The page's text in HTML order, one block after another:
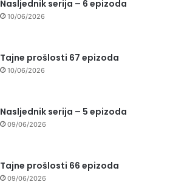
Nasljednik serija – 6 epizoda
10/06/2026
Tajne prošlosti 67 epizoda
10/06/2026
Nasljednik serija – 5 epizoda
09/06/2026
Tajne prošlosti 66 epizoda
09/06/2026